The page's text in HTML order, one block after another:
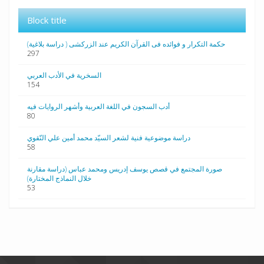
Block title
حکمة التکرار و فوائده فی القرآن الکریم عند الزرکشی ( دراسة بلاغیة)
297
السخرية في الأدب العربي
154
أدب السجون في اللغة العربية وأشهر الروايات فيه
80
دراسة موضوعية فنية لشعر السيّد محمد أمين علي النّقوي
58
صورة المجتمع في قصص يوسف إدريس ومحمد عباس (دراسة مقارنة
خلال النماذج المختارة)
53